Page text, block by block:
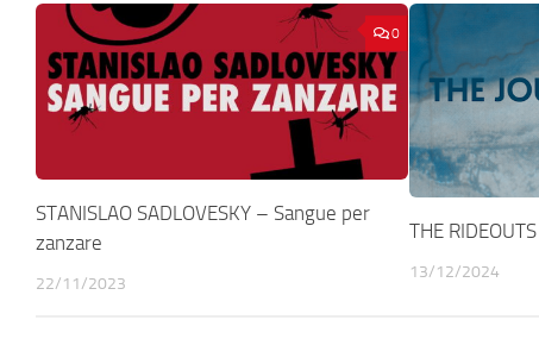
0
STANISLAO SADLOVESKY – Sangue per
zanzare
22/11/2023
THE
13/12/2024